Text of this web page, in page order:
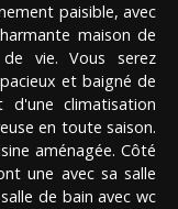
paisible, avec
maison de
vie. Vous serez
et baigné de
climatisation
en toute saison.
aménagée. Côté
une avec sa salle
de bain avec wc